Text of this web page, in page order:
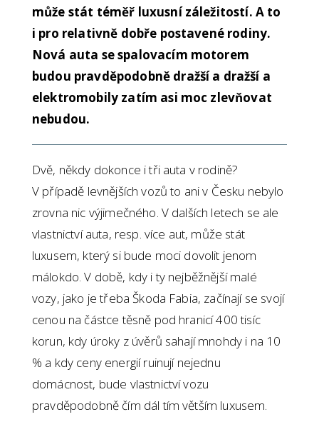
může stát téměř luxusní záležitostí. A to
i pro relativně dobře postavené rodiny.
Nová auta se spalovacím motorem
budou pravděpodobně dražší a dražší a
elektromobily zatím asi moc zlevňovat
nebudou.
Dvě, někdy dokonce i tři auta v rodině?
V případě levnějších vozů to ani v Česku nebylo
zrovna nic výjimečného. V dalších letech se ale
vlastnictví auta, resp. více aut, může stát
luxusem, který si bude moci dovolit jenom
málokdo. V době, kdy i ty nejběžnější malé
vozy, jako je třeba Škoda Fabia, začínají se svojí
cenou na částce těsně pod hranicí 400 tisíc
korun, kdy úroky z úvěrů sahají mnohdy i na 10
% a kdy ceny energií ruinují nejednu
domácnost, bude vlastnictví vozu
pravděpodobně čím dál tím větším luxusem.